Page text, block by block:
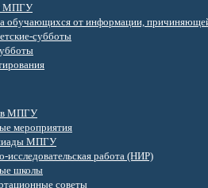
МПГУ
обучающихся от информации,
в МПГУ
мероприятия
МПГУ
исследовательская работа (НИР)
школы
советы